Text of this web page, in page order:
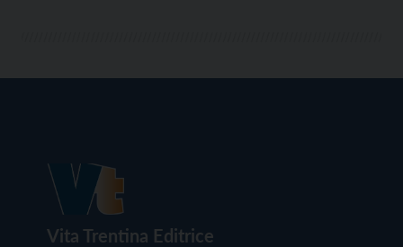
Vita Trentina Editrice